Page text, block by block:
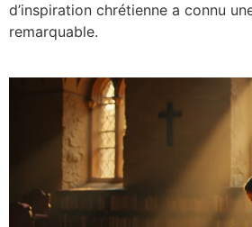
d’inspiration chrétienne a connu
remarquable.